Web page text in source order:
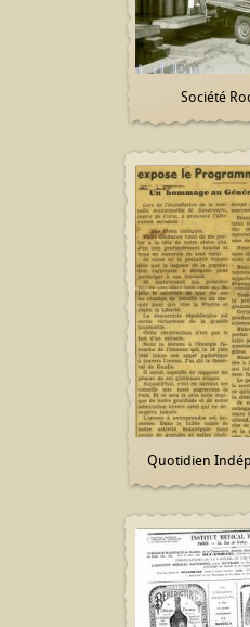
Société
Quotidien